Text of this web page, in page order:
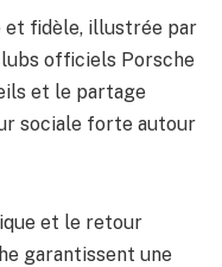
et fidèle, illustrée par
officiels Porsche
et le partage
sociale forte autour
et le retour
garantissent une